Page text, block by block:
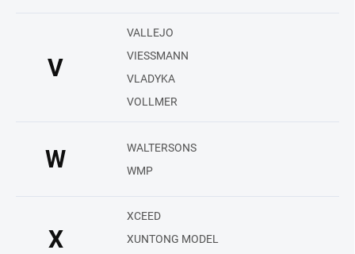
V
VALLEJO
VIESSMANN
VLADYKA
VOLLMER
W
WALTERSONS
WMP
X
XCEED
XUNTONG MODEL